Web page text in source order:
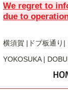
We regret to
due to
横須賀 |ドブ板通り|
YOKOSUKA |